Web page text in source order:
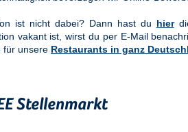
ist nicht dabei? Dann hast du hier
vakant ist, wirst du per E-Mail
für unsere Restaurants in ganz
Stellenmarkt